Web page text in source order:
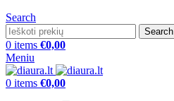
Search
Search
0 items €0,00
Meniu
0 items €0,00